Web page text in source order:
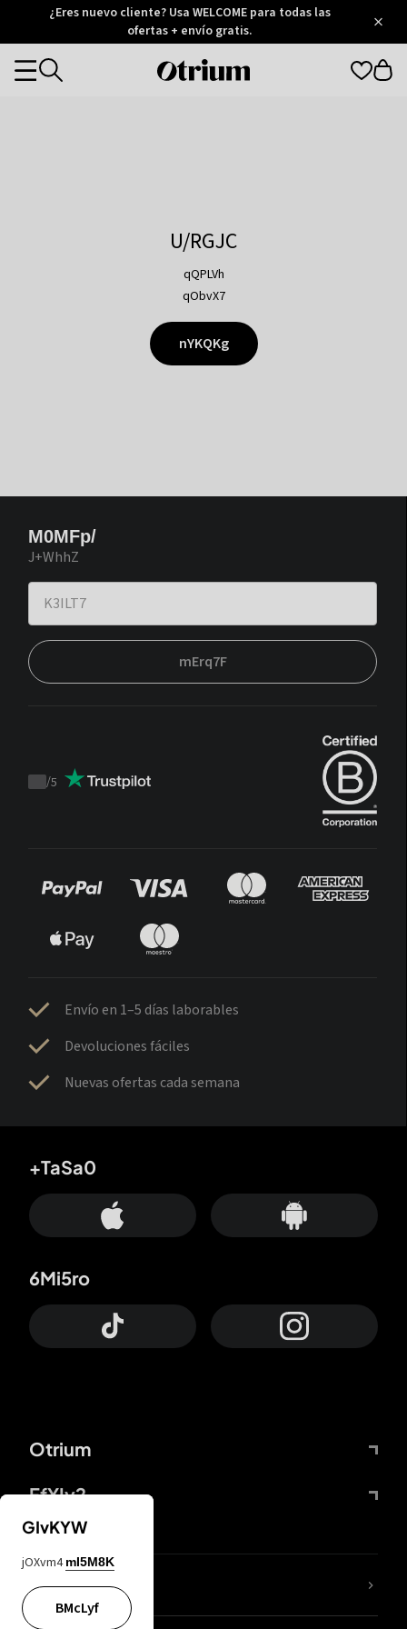
Otrium
Trustpilot
¿Eres nuevo cliente? Usa WELCOME para todas las
ofertas + envío gratis.
Otrium
Categories
U/RGJC
qQPLVh
qObvX7
nYKQKg
M0MFp/
J+WhhZ
mErq7F
Trustpilot
/5
Envío en 1–5 días laborables
Devoluciones fáciles
Nuevas ofertas cada semana
Otrium
FfYIy2
+TaSa0
6Mi5ro
65A04M
GIvKYW
jOXvm4 mI5M8K
BMcLyf